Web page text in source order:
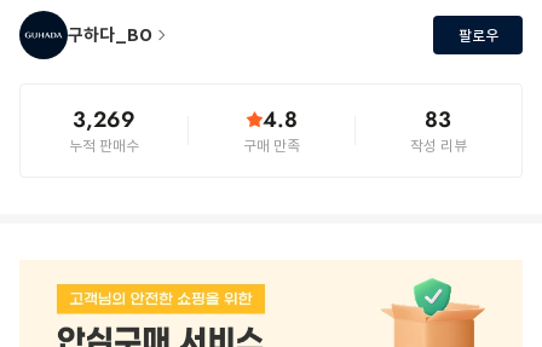
구하다_BO 팔로우
3,269
누적 판매수
4.8
구매 만족
83
작성 리뷰